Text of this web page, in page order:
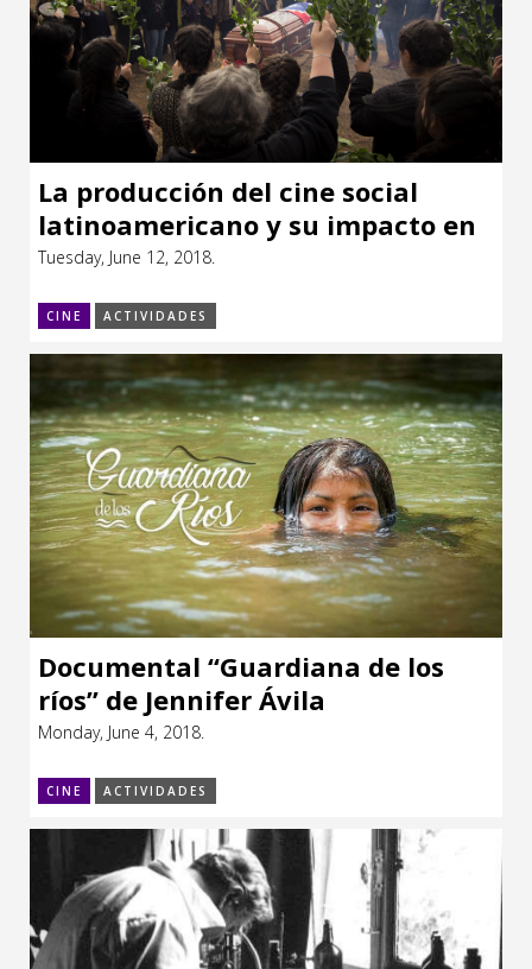
La producción del cine social
latinoamericano y su impacto en
la legislación de un país
Tuesday, June 12, 2018.
CINE ACTIVIDADES
Documental “Guardiana de los
ríos” de Jennifer Ávila
Monday, June 4, 2018.
CINE ACTIVIDADES